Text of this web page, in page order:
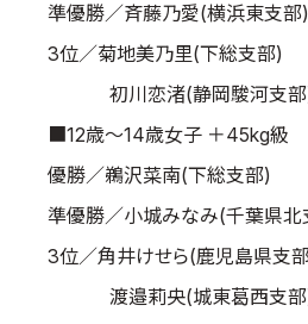
準優勝／斉藤乃愛(横浜東支部)
3位／菊地美乃里(下総支部)
初川恋渚(静岡駿河支
■12歳～14歳女子 ＋45kg級
優勝／鵜沢菜南(下総支部)
準優勝／小城みなみ(千葉県北
3位／角井けせら(鹿児島県支
渡邉莉央(城東葛西支